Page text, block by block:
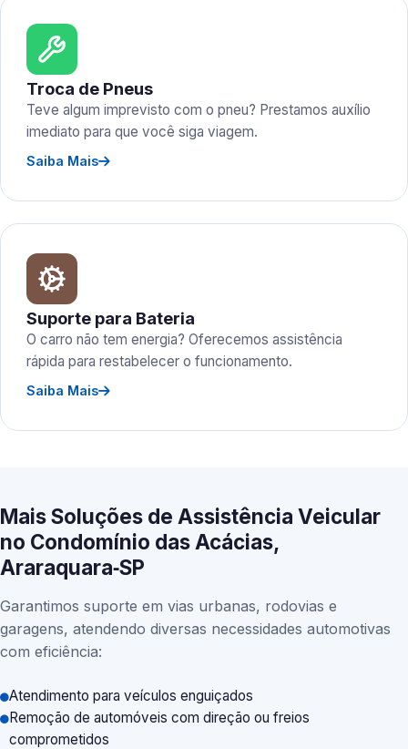
Troca de Pneus
Teve algum imprevisto com o pneu? Prestamos auxílio
imediato para que você siga viagem.
Saiba Mais
Suporte para Bateria
O carro não tem energia? Oferecemos assistência
rápida para restabelecer o funcionamento.
Saiba Mais
Mais Soluções de Assistência Veicular
no Condomínio das Acácias,
Araraquara‑SP
Garantimos suporte em vias urbanas, rodovias e
garagens, atendendo diversas necessidades automotivas
com eficiência:
Atendimento para veículos enguiçados
Remoção de automóveis com direção ou freios
comprometidos